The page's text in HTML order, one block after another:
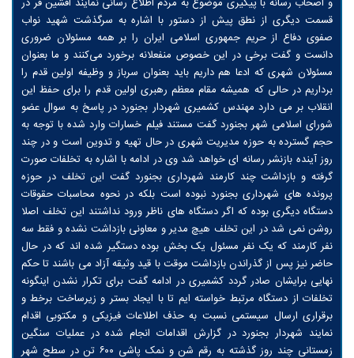
قسمت دیگری از نطق پیش از دستور با اشاره به سرگذشت شهید نواب
صفوی دفاع از حریم جمهوری اسلامی ایران را بر همه مسئولان ضروری
دانست و گفت برخی در این خصوص منفعلانه برخورد می‌کنند و ما بعنوان
مسئولان شهری که ادعا هم داریم باید بعنوان سرباز و وظیفه اولین قدم را
برداریم در حالی که همیشه مقام معظم رهبری اولین قدم را برای حفظ این
انقلاب بر می دارد مهندس کشمیری شهردار بجنورد در پاسخ به سوال عضو
شورای اسلامی شهر بجنورد گفت مستند فیلم خسارات وارد شده با توجه به
حجم گسترده به حوزه مدیریت شهری در حال تهیه و تدوین است و در چند
روز آینده بازنشر رسانه ای خواهد شد وی در ادامه با اشاره به تخلفات صورت
گرفته و بازداشت چند کارمند شهرداری بجنورد گفت این تخلف در حوزه
پرونده های شهرداری بجنورد نبوده است بلکه در نحوه محاسبات حقوقات
دستگاه دیگری بوده که اگر دستگاه های ناظر ورود نداشتند این تخلف اصلا
روشن نمی شد در این تخلف هیچ مدیر و معاونی بازداشت نشده و فقط سه
نفر کارمند که یک نفر مسئول یک بخش بوده دستگیر شده اند که در حال
حاضر نیز پس از گذراندن بازداشت موقت با قید وثیقه آزاد می باشند تا حکم
نهایی برایشان صادر گردد کشمیری در ادامه گفت برای تکرار نشدن اینگونه
تخلفات از دستگاه مرتبط خواسته ایم تا با ایجاد بستر و زیرساخت برخط و
برقراری ارسال سیستمی نسبت به حذف اطلاعات فیزیکی و مکتوبی اقدام
نمایند شهردار بجنورد در گزارش اقدامات انجام شده در عملیات سنگین
زمستانی چند روز گذشته به رقم شن و نمک پاشی ۶۰۰ تن در سطح شهر